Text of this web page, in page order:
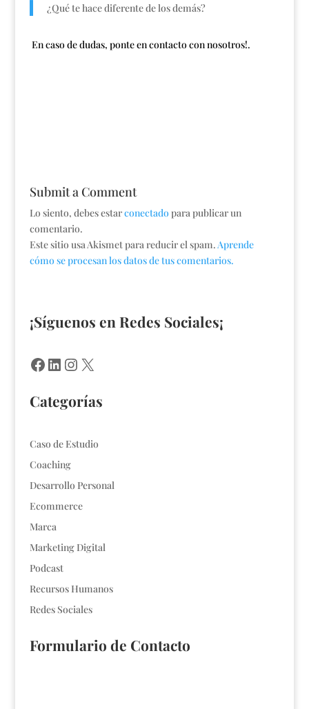
¿Qué te hace diferente de los demás?
En caso de dudas, ponte en contacto con nosotros!.
Submit a Comment
Lo siento, debes estarconectadopara publicar un
comentario.
Este sitio usa Akismet para reducir el spam.Aprende
cómo se procesan los datos de tus comentarios.
¡Síguenos en Redes Sociales¡
Facebook
LinkedIn
Instagram
X
Categorías
Caso de Estudio
Coaching
Desarrollo Personal
Ecommerce
Marca
Marketing Digital
Podcast
Recursos Humanos
Redes Sociales
Formulario de Contacto